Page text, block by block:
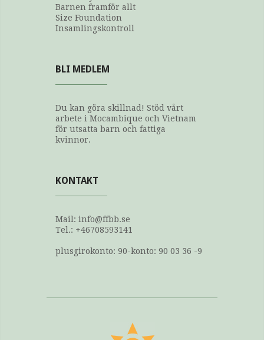
Barnen framför allt
Size Foundation
Insamlingskontroll
BLI MEDLEM
Du kan göra skillnad! Stöd vårt
arbete i Mocambique och Vietnam
för utsatta barn och fattiga
kvinnor.
KONTAKT
Mail: info@ffbb.se
Tel.: +46708593141
plusgirokonto: 90-konto: 90 03 36 -9